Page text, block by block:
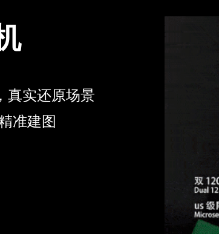
真实还原场景
准建图